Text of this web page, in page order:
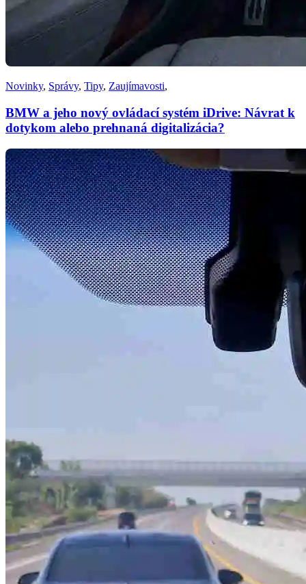
Novinky, Správy, Tipy, Zaujímavosti,
BMW a jeho nový ovládací systém iDrive: Návrat k
dotykom alebo prehnaná digitalizácia?